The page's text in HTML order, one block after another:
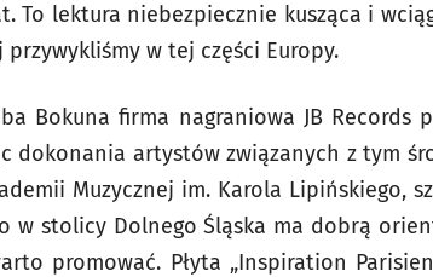
lektura niebezpiecznie kusząca i
w tej części Europy.
Bokuna firma nagraniowa JB Records
dokonania artystów związanych z tym
Muzycznej im. Karola Lipińskiego,
w stolicy Dolnego Śląska ma dobrą
promować. Płyta „Inspiration